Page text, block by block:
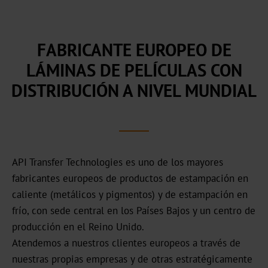
historia
Sostenibilidad
Productos
Cumplimiento
Reciclaje
Innovación
Carrera
FABRICANTE EUROPEO DE
LÁMINAS DE PELÍCULAS CON
DISTRIBUCIÓN A NIVEL MUNDIAL
API Transfer Technologies es uno de los mayores
fabricantes europeos de productos de estampación en
caliente (metálicos y pigmentos) y de estampación en
frío, con sede central en los Países Bajos y un centro de
producción en el Reino Unido.
Atendemos a nuestros clientes europeos a través de
nuestras propias empresas y de otras estratégicamente